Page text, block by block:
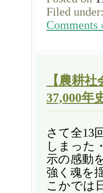
Filed under:
Comments
【農耕
37,000年
さて全13
しまった
示の感動
強く魂を
こかでは